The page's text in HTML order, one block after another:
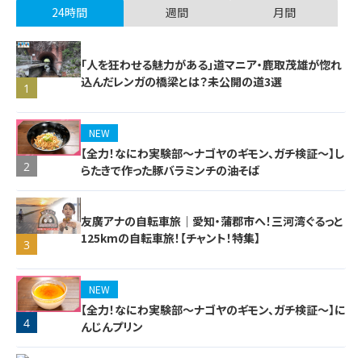
24時間 週間 月間
1
「人を狂わせる魅力がある」道マニア・鹿取茂雄が惚れ
込んだレンガの橋梁とは？未公開の道3選
2
NEW
【全力！なにわ実験部～ナゴヤのギモン、ガチ検証～】し
らたきで作った豚バラミンチの油そば
3
友廣アナの自転車旅｜愛知・蒲郡市へ！三河湾ぐるっと
125kmの自転車旅！【チャント！特集】
4
NEW
【全力！なにわ実験部～ナゴヤのギモン、ガチ検証～】に
んじんプリン